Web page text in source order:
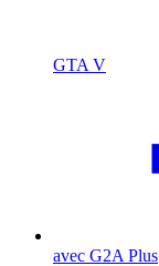
GTA V
avec G2A Plus